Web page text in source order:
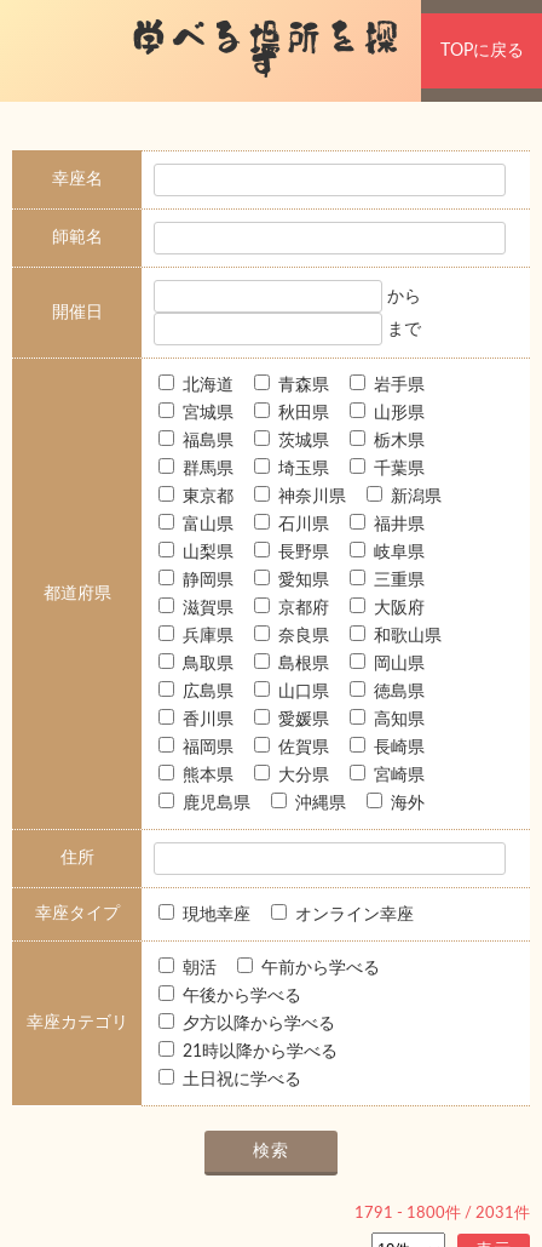
学べる場所を探
す TOPに戻る
幸座名
師範名
開催日
から
まで
都道府県
北海道 青森県
岩手県
宮城県
秋田県
山形県
福島県
茨城県
栃木県
群馬県
埼玉県
千葉県
東京都
神奈川県
新潟県
富山県
石川県
福井県
山梨県
長野県
岐阜県
静岡県
愛知県
三重県
滋賀県
京都府
大阪府
兵庫県
奈良県
和歌山県
鳥取県
島根県
岡山県
広島県
山口県
徳島県
香川県
愛媛県
高知県
福岡県
佐賀県
長崎県
熊本県
大分県
宮崎県
鹿児島県
沖縄県 海外
住所
幸座タイプ 現地幸座 オンライン幸座
幸座カテゴリ
朝活
午前から学べる
午後から学べる
夕方以降から学べる
21時以降から学べる
土日祝に学べる
1791 - 1800件 / 2031件